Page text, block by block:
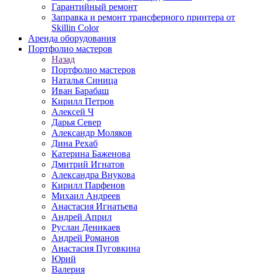
Гарантийный ремонт
Заправка и ремонт трансферного принтера от
Skillin Color
Аренда оборудования
Портфолио мастеров
Назад
Портфолио мастеров
Наталья Синица
Иван Барабаш
Кирилл Петров
Алексей Ч
Дарья Север
Александр Моляков
Дина Рехаб
Катерина Баженова
Дмитрий Игнатов
Александра Внукова
Кирилл Парфенов
Михаил Андреев
Анастасия Игнатьева
Андрей Април
Руслан Деникаев
Андрей Романов
Анастасия Пуговкина
Юрий
Валерия